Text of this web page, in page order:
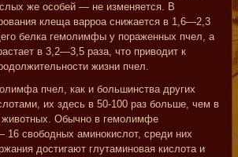
же особей — не изменяется. В
клеща варроа снижается в 1,6—2,3
белка гемолимфы у пораженных пчел, а
в 3,2—3,5 раза, что приводит к
жизни пчел.
пчел, как и большинства других
их здесь в 50-100 раз больше, чем в
животных. Обычно в гемолимфе
16 свободных аминокислот, среди них
достигают глутаминовая кислота и